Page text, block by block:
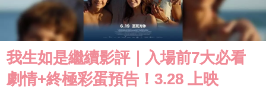
我生如是繼續影評｜入場前7大必看
劇情+終極彩蛋預告！3.28 上映